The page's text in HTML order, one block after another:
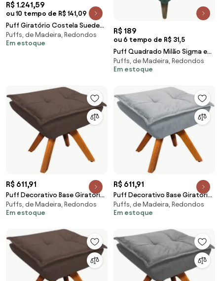
R$ 1.241,59
ou 10 tempo de R$ 141,09
Puff Giratório Costela Suede
Base de Madeira MA30 M11 -
D'Rossi - Azul Marinho
Puffs, de Madeira, Redondos
Em estoque
R$ 189
ou 6 tempo de R$ 31,5
Puff Quadrado Milão Sigma em
Suede com Pés Palito - Verde
Puffs, de Madeira, Redondos
Em estoque
R$ 611,91
Puff Decorativo Base Giratória
em Madeira Charger Suede
Marrom G19 - Gran Belo
Puffs, de Madeira, Redondos
Em estoque
R$ 611,91
Puff Decorativo Base Giratória
em Madeira Charger Suede
Cinza G19 - Gran Belo
Puffs, de Madeira, Redondos
Em estoque